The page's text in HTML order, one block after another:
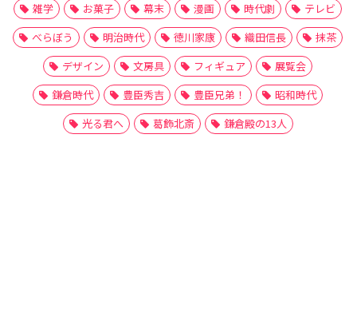
雑学
お菓子 幕末 漫画 時代劇
テレビ
べらぼう
明治時代 徳川家康 織田信長
抹茶
デザイン
文房具 フィギュア
展覧会
鎌倉時代
豊臣秀吉 豊臣兄弟！
昭和時代
光る君へ
葛飾北斎 鎌倉殿の13人